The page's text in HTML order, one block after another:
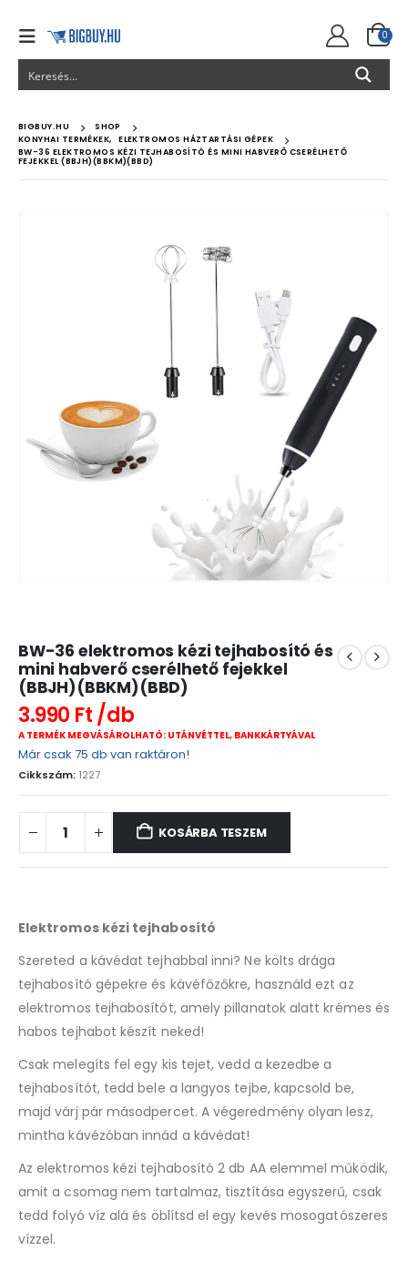
0
BIGBUY.HU
SHOP
KONYHAI TERMÉKEK,
ELEKTROMOS HÁZTARTÁSI GÉPEK
BW-36 ELEKTROMOS KÉZI TEJHABOSÍTÓ ÉS MINI HABVERŐ CSERÉLHETŐ
FEJEKKEL (BBJH)(BBKM)(BBD)
BW-36 elektromos kézi tejhabosító és
mini habverő cserélhető fejekkel
(BBJH)(BBKM)(BBD)
3.990 Ft
A TERMÉK MEGVÁSÁROLHATÓ: UTÁNVÉTTEL, BANKKÁRTYÁVAL
Már csak 75 db van raktáron!
Cikkszám: 1227
KOSÁRBA TESZEM
Elektromos kézi tejhabosító
Szereted a kávédat tejhabbal inni? Ne költs drága
tejhabosító gépekre és kávéfőzőkre, használd ezt az
elektromos tejhabosítót, amely pillanatok alatt krémes és
habos tejhabot készít neked!
Csak melegíts fel egy kis tejet, vedd a kezedbe a
tejhabosítót, tedd bele a langyos tejbe, kapcsold be,
majd várj pár másodpercet. A végeredmény olyan lesz,
mintha kávézóban innád a kávédat!
Az elektromos kézi tejhabosító 2 db AA elemmel működik,
amit a csomag nem tartalmaz, tisztítása egyszerű, csak
tedd folyó víz alá és öblítsd el egy kevés mosogatószeres
vízzel.